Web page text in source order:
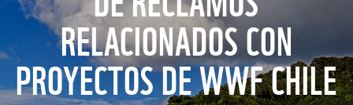
RELACIONADOS CON
PROYECTOS DE WWF CHILE